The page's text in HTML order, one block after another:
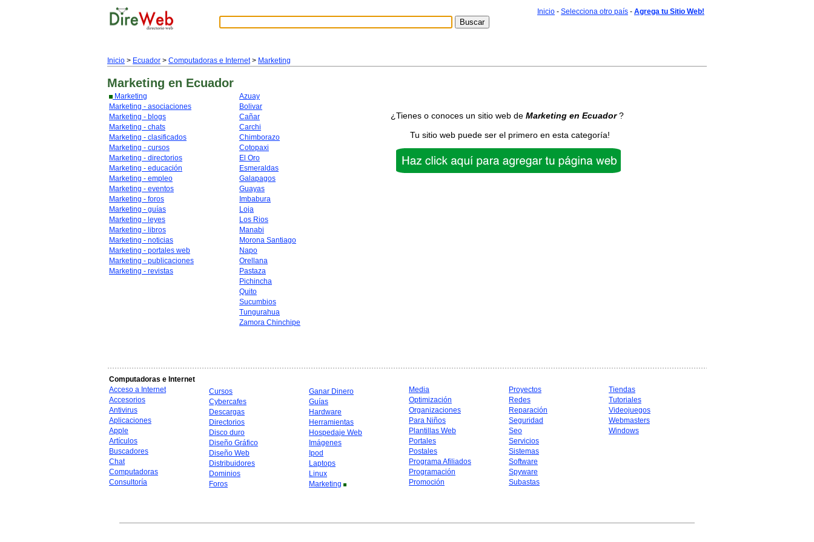
Inicio - Selecciona otro país - Agrega tu Sitio Web!
Inicio > Ecuador > Computadoras e Internet> Marketing
Marketing en Ecuador
Marketing
Marketing - asociaciones
Marketing - blogs
Marketing - chats
Marketing - clasificados
Marketing - cursos
Marketing - directorios
Marketing - educación
Marketing - empleo
Marketing - eventos
Marketing - foros
Marketing - guías
Marketing - leyes
Marketing - libros
Marketing - noticias
Marketing - portales web
Marketing - publicaciones
Marketing - revistas
Azuay
Bolivar
Cañar
Carchi
Chimborazo
Cotopaxi
El Oro
Esmeraldas
Galapagos
Guayas
Imbabura
Loja
Los Rios
Manabi
Morona Santiago
Napo
Orellana
Pastaza
Pichincha
Quito
Sucumbios
Tungurahua
Zamora Chinchipe
¿Tienes o conoces un sitio web de Marketing en Ecuador?
Tu sitio web puede ser el primero en esta categoría!
Computadoras e Internet
Acceso a Internet
Accesorios
Antivirus
Aplicaciones
Apple
Artículos
Buscadores
Chat
Computadoras
Consultoría
Cursos
Cybercafes
Descargas
Directorios
Disco duro
Diseño Gráfico
Diseño Web
Distribuidores
Dominios
Foros
Ganar Dinero
Guías
Hardware
Herramientas
Hospedaje Web
Imágenes
Ipod
Laptops
Linux
Marketing
Media
Optimización
Organizaciones
Para Niños
Plantillas Web
Portales
Postales
Programa Afiliados
Programación
Promoción
Proyectos
Redes
Reparación
Seguridad
Seo
Servicios
Sistemas
Software
Spyware
Subastas
Tiendas
Tutoriales
Videojuegos
Webmasters
Windows